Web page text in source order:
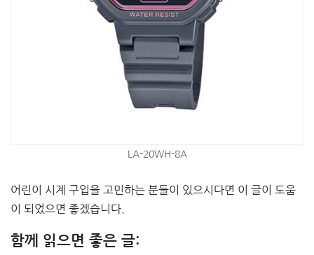
LA-20WH-8A
어린이 시계 구입을 고민하는 분들이 있으시다면 이 글이 도움
이 되었으면 좋겠습니다.
함께 읽으면 좋은 글: